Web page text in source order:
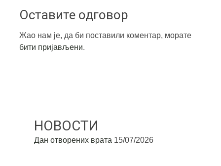
Оставите одговор
Жао нам је, да би поставили коментар, морате
бити пријављени.
НОВОСТИ
Дан отворених врата 15/07/2026